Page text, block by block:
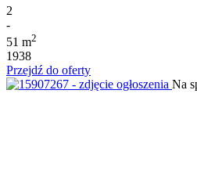
2
-
51 m2
1938
Przejdź do oferty
Na